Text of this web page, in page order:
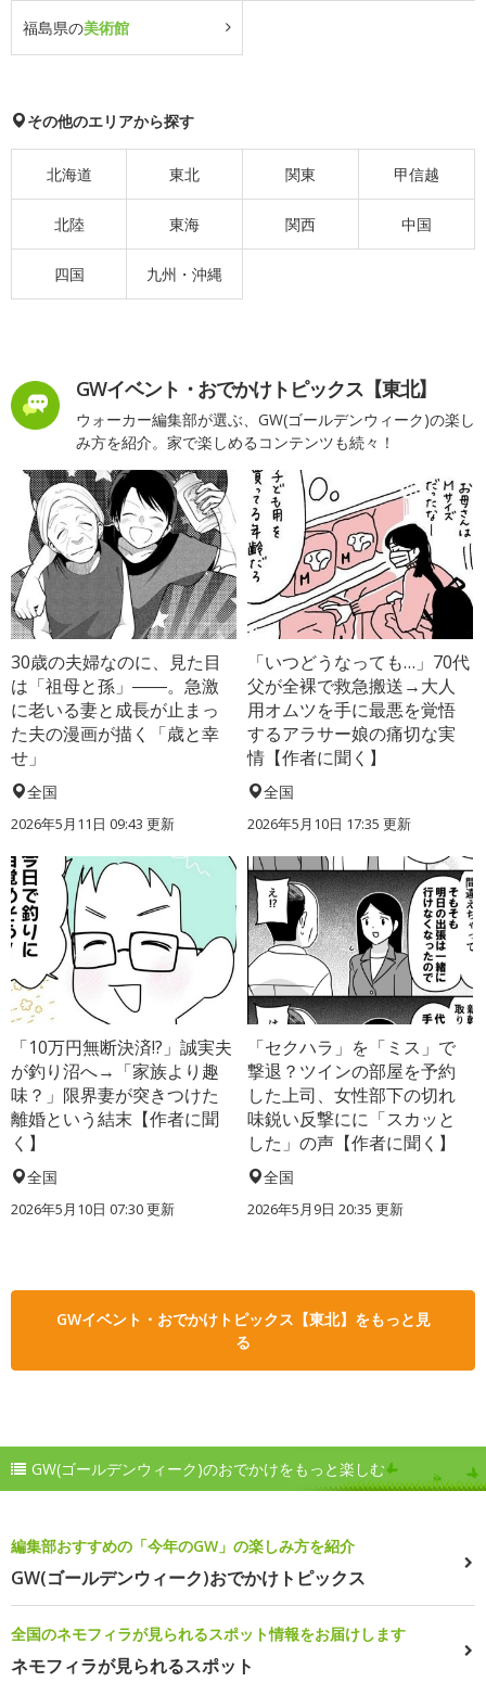
福島県の美術館
その他のエリアから探す
北海道 東北 関東 甲信越
北陸 東海 関西 中国
四国 九州・沖縄
GWイベント・おでかけトピックス【東北】
ウォーカー編集部が選ぶ、GW(ゴールデンウィーク)の楽し
み方を紹介。家で楽しめるコンテンツも続々！
30歳の夫婦なのに、見た目
は「祖母と孫」――。急激
に老いる妻と成長が止まっ
た夫の漫画が描く「歳と幸
せ」
全国
2026年5月11日 09:43 更新
「いつどうなっても…」70代
父が全裸で救急搬送→大人
用オムツを手に最悪を覚悟
するアラサー娘の痛切な実
情【作者に聞く】
全国
2026年5月10日 17:35 更新
「10万円無断決済!?」誠実夫
が釣り沼へ→「家族より趣
味？」限界妻が突きつけた
離婚という結末【作者に聞
く】
全国
2026年5月10日 07:30 更新
「セクハラ」を「ミス」で
撃退？ツインの部屋を予約
した上司、女性部下の切れ
味鋭い反撃にに「スカッと
した」の声【作者に聞く】
全国
2026年5月9日 20:35 更新
GWイベント・おでかけトピックス【東北】をもっと見
る
GW(ゴールデンウィーク)のおでかけをもっと楽しむ
編集部おすすめの「今年のGW」の楽しみ方を紹介
GW(ゴールデンウィーク)おでかけトピックス
全国のネモフィラが見られるスポット情報をお届けします
ネモフィラが見られるスポット